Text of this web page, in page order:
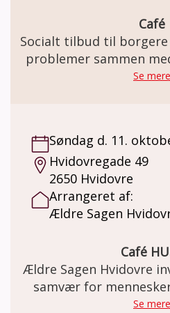
Café
Socialt tilbud til borgere
problemer sammen
Se mere
Søndag d. 11.
Hvidovregade 49
2650 Hvidovre
Arrangeret af:
Ældre Sagen
Café
Ældre Sagen Hvidovre
samvær for
deresSe mere